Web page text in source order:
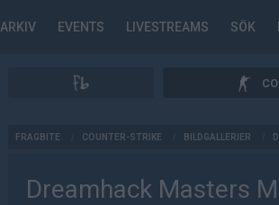
ARKIV EVENTS LIVESTREAMS SÖK
FRAGBITE COUNTER-STRIKE BILDGALLERIER
Dreamhack Masters